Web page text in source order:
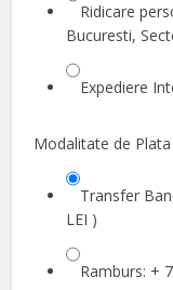
Ridicare
Bucuresti,
Expediere
Modalitate de
Transfer
LEI )
Ramburs: +